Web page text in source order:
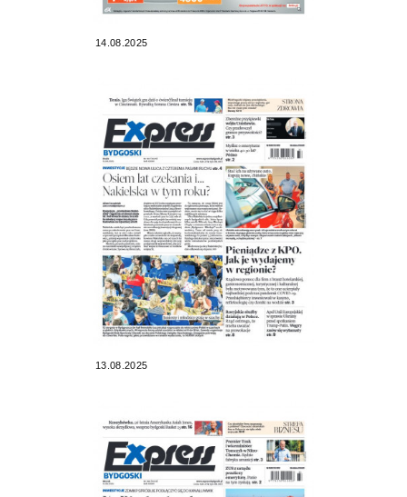
14.08.2025
13.08.2025